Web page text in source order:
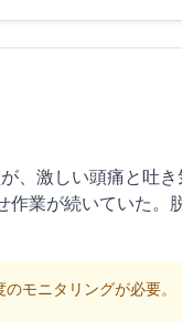
、激しい頭痛と吐き
作業が続いていた。
モニタリングが必要。